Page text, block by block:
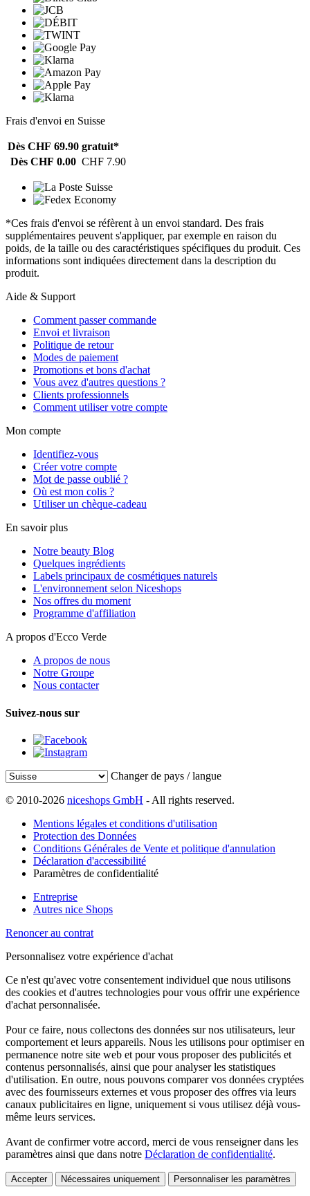
Frais d'envoi en Suisse
Dès CHF 69.90 gratuit*
Dès CHF 0.00 CHF 7.90
*Ces frais d'envoi se réfèrent à un envoi standard. Des frais
supplémentaires peuvent s'appliquer, par exemple en raison du
poids, de la taille ou des caractéristiques spécifiques du produit. Ces
informations sont indiquées directement dans la description du
produit.
Aide & Support
Comment passer commande
Envoi et livraison
Politique de retour
Modes de paiement
Promotions et bons d'achat
Vous avez d'autres questions ?
Clients professionnels
Comment utiliser votre compte
Mon compte
Identifiez-vous
Créer votre compte
Mot de passe oublié ?
Où est mon colis ?
Utiliser un chèque-cadeau
En savoir plus
Notre beauty Blog
Quelques ingrédients
Labels principaux de cosmétiques naturels
L'environnement selon Niceshops
Nos offres du moment
Programme d'affiliation
A propos d'Ecco Verde
A propos de nous
Notre Groupe
Nous contacter
Suivez-nous sur
Changer de pays / langue
© 2010-2026 niceshops GmbH - All rights reserved.
Mentions légales et conditions d'utilisation
Protection des Données
Conditions Générales de Vente et politique d'annulation
Déclaration d'accessibilité
Paramètres de confidentialité
Entreprise
Autres nice Shops
Renoncer au contrat
Personnalisez votre expérience d'achat
Ce n'est qu'avec votre consentement individuel que nous utilisons
des cookies et d'autres technologies pour vous offrir une expérience
d'achat personnalisée.
Pour ce faire, nous collectons des données sur nos utilisateurs, leur
comportement et leurs appareils. Nous les utilisons pour optimiser en
permanence notre site web et pour vous proposer des publicités et
contenus personnalisés, ainsi que pour analyser les statistiques
d'utilisation. En outre, nous pouvons comparer vos données cryptées
avec des fournisseurs externes et vous proposer des offres via leurs
canaux publicitaires en ligne, uniquement si vous utilisez déjà vous-
même leurs services.
Avant de confirmer votre accord, merci de vous renseigner dans les
paramètres ainsi que dans notre Déclaration de confidentialité.
Accepter Nécessaires uniquement Personnaliser les paramètres